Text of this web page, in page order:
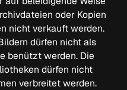
oder Kopien
nicht verkauft werden.
dürfen nicht als
benützt werden. Die
dürfen nicht
verbreitet werden.